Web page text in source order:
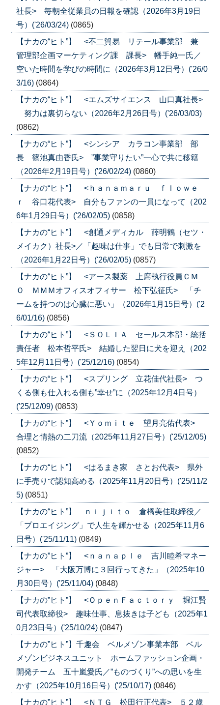
社長> 毎朝全従業員の日報を確認（2026年3月19日
号）('26/03/24) (0865)
【ナカの“ヒト”】 <不二貿易 リテール事業部 兼
管理部企画マーケティング課 課長> 幡手純一氏／
空いた時間を学びの時間に（2026年3月12日号）('26/0
3/16) (0864)
【ナカの“ヒト”】 <エムズサイエンス 山口真社長>
努力は裏切らない（2026年2月26日号）('26/03/03)
(0862)
【ナカの“ヒト”】 <シンシア カラコン事業部 部
長 篠池真由香氏> ”事業守りたい”一心で共に移籍
（2026年2月19日号）('26/02/24) (0860)
【ナカの“ヒト”】 <ｈａｎａｍａｒｕ ｆｌｏｗｅ
ｒ 谷口花代表> 自分もファンの一員になって（202
6年1月29日号）('26/02/05) (0858)
【ナカの“ヒト”】 <創通メディカル 薛明鶴（セツ・
メイカク）社長>／「趣味は仕事」でも日常で刺激を
（2026年1月22日号）('26/02/05) (0857)
【ナカの“ヒト”】 <アース製薬 上席執行役員ＣＭ
Ｏ ＭＭＭオフィスオフィサー 松下弘征氏> 「チ
ームを持つのは心臓に悪い」（2026年1月15日号）('2
6/01/16) (0856)
【ナカの“ヒト”】 <ＳＯＬＩＡ セールス本部・統括
責任者 松本哲平氏> 結婚した翌日に犬を迎え（202
5年12月11日号）('25/12/16) (0854)
【ナカの“ヒト”】 <スプリング 立花佳代社長> つ
くる側も仕入れる側も”幸せ”に（2025年12月4日号）
('25/12/09) (0853)
【ナカの“ヒト”】 <Ｙｏｍｉｔｅ 望月亮佑代表>
合理と情熱の二刀流（2025年11月27日号）('25/12/05)
(0852)
【ナカの“ヒト”】 <はるまき家 さとお代表> 県外
に手売りで認知高める（2025年11月20日号）('25/11/2
5) (0851)
【ナカの“ヒト”】 ｎｉｊｉｔｏ 倉橋美佳取締役／
「プロエイジング」で人生を輝かせる（2025年11月6
日号）('25/11/11) (0849)
【ナカの”ヒト”】 <ｎａｎａｐｌｅ 吉川睦希マネー
ジャー> 「大阪万博に３回行ってきた」（2025年10
月30日号）('25/11/04) (0848)
【ナカの”ヒト”】 <ＯｐｅｎＦａｃｔｏｒｙ 堀江賢
司代表取締役> 趣味仕事、息抜きは子ども（2025年1
0月23日号）('25/10/24) (0847)
【ナカの”ヒト”】千趣会 ベルメゾン事業本部 ベル
メゾンビジネスユニット ホームファッション企画・
開発チーム 五十嵐愛氏／”ものづくり”への思いを生
かす（2025年10月16日号）('25/10/17) (0846)
【ナカの”ヒト”】 <ＮＴＧ 松田行正代表> ５２歳